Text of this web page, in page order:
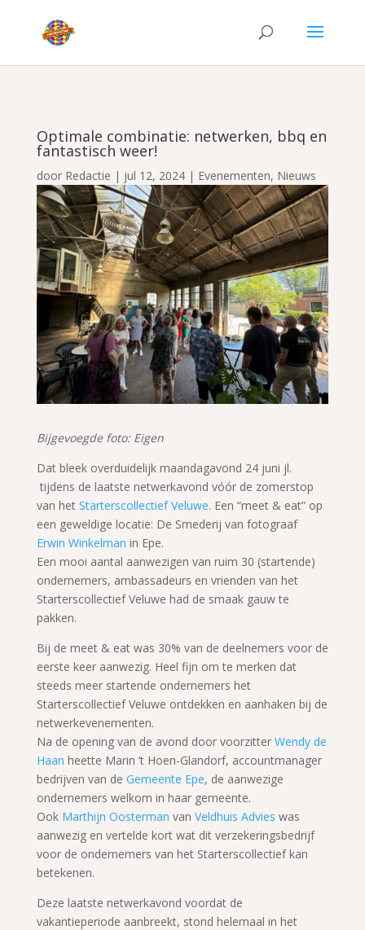
Optimale combinatie: netwerken, bbq en
fantastisch weer!
door Redactie | jul 12, 2024| Evenementen, Nieuws
Bijgevoegde foto: Eigen
Dat bleek overduidelijk maandagavond 24 juni jl.
tijdens de laatste netwerkavond vóór de zomerstop
van het Starterscollectief Veluwe. Een “meet & eat” op
een geweldige locatie: De Smederij van fotograaf
Erwin Winkelman in Epe.
Een mooi aantal aanwezigen van ruim 30 (startende)
ondernemers, ambassadeurs en vrienden van het
Starterscollectief Veluwe had de smaak gauw te
pakken.
Bij de meet & eat was 30% van de deelnemers voor de
eerste keer aanwezig. Heel fijn om te merken dat
steeds meer startende ondernemers het
Starterscollectief Veluwe ontdekken en aanhaken bij de
netwerkevenementen.
Na de opening van de avond door voorzitter Wendy de
Haan heette Marin ’t Hoen-Glandorf, accountmanager
bedrijven van de Gemeente Epe, de aanwezige
ondernemers welkom in haar gemeente.
Ook Marthijn Oosterman van Veldhuis Advies was
aanwezig en vertelde kort wat dit verzekeringsbedrijf
voor de ondernemers van het Starterscollectief kan
betekenen.
Deze laatste netwerkavond voordat de
vakantieperiode aanbreekt, stond helemaal in het